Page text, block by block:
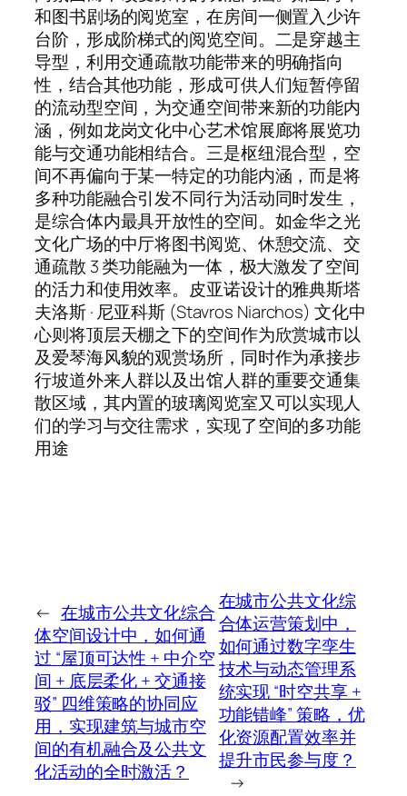
和图书剧场的阅览室，在房间一侧置入少许
台阶，形成阶梯式的阅览空间。二是穿越主
导型，利用交通疏散功能带来的明确指向
性，结合其他功能，形成可供人们短暂停留
的流动型空间，为交通空间带来新的功能内
涵，例如龙岗文化中心艺术馆展廊将展览功
能与交通功能相结合。三是枢纽混合型，空
间不再偏向于某一特定的功能内涵，而是将
多种功能融合引发不同行为活动同时发生，
是综合体内最具开放性的空间。如金华之光
文化广场的中厅将图书阅览、休憩交流、交
通疏散 3 类功能融为一体，极大激发了空间
的活力和使用效率。皮亚诺设计的雅典斯塔
夫洛斯 · 尼亚科斯 (Stavros Niarchos) 文化中
心则将顶层天棚之下的空间作为欣赏城市以
及爱琴海风貌的观赏场所，同时作为承接步
行坡道外来人群以及出馆人群的重要交通集
散区域，其内置的玻璃阅览室又可以实现人
们的学习与交往需求，实现了空间的多功能
用途
← 在城市公共文化综合
体空间设计中，如何通
过 “屋顶可达性 + 中介空
间 + 底层柔化 + 交通接
驳” 四维策略的协同应
用，实现建筑与城市空
间的有机融合及公共文
化活动的全时激活？
在城市公共文化综
合体运营策划中，
如何通过数字孪生
技术与动态管理系
统实现 “时空共享 +
功能错峰” 策略，优
化资源配置效率并
提升市民参与度？
→